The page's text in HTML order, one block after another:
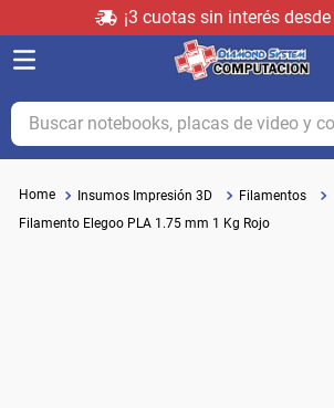
¡3 cuotas sin interés
Buscar notebooks, placas de video y
Insumos Impresión 3D
Filamentos
Filamento Elegoo PLA 1.75 mm 1 Kg Rojo